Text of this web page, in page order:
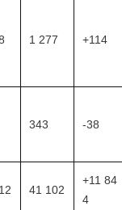
1 277 +114
343 -38
41 102
+11 84
4